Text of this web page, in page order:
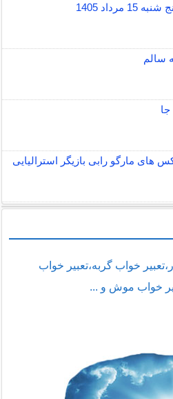
مرداد 1405
سالم
های مارگو رابی بازیگر استرالیایی
خواب گربه،تعبیر خواب
خواب موش و ...